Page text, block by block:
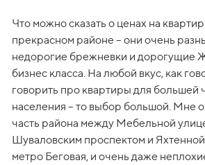
Что можно сказать о ценах на
прекрасном районе – они очень
недорогие брежневки и дорогущие
бизнес класса. На любой вкус, как
говорить про квартиры для большей
населения – то выбор большой. Мне
часть района между Мебельной
Шуваловским проспектом и
метро Беговая, и очень даже